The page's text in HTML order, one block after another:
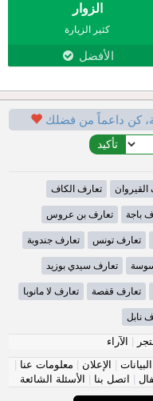
الزوار
كثير الزيارة
الأفضل
كن داعماً من فضلك
القيروان تعارف الكاف
باجة تعارف بن عروس
تعارف تونس تعارف جندوبة
تعارف سيدي بوزيد
تعارف قفصة تعارف لا مانوبا
نابل
| الآراء
| الإعلان | معلومات عنا |
| اتصل بنا | الأسئلة الشائعة